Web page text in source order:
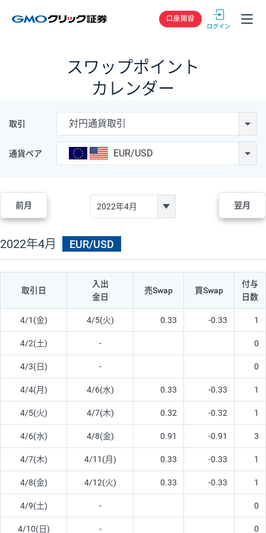
GMOクリック
口座開設
スワップポイント
カレンダー
取引 対円通貨取引
通貨ペア EUR/USD
前月 翌月
2022年4月 EUR/USD
取引日
入出
金日
売Swap 買Swap
付与
日数
4/1(金) 4/5(火) 0.33 -0.33 1
4/2(土) - 0
4/3(日) - 0
4/4(月) 4/6(水) 0.33 -0.33 1
4/5(火) 4/7(木) 0.32 -0.32 1
4/6(水) 4/8(金) 0.91 -0.91 3
4/7(木) 4/11(月) 0.33 -0.33 1
4/8(金) 4/12(火) 0.33 -0.33 1
4/9(土) - 0
4/10(日) - 0